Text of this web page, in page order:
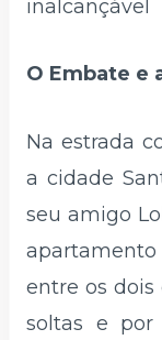
inalcançável
O Embate e
Na estrada
a cidade
seu amigo
entre os dois
soltas e por